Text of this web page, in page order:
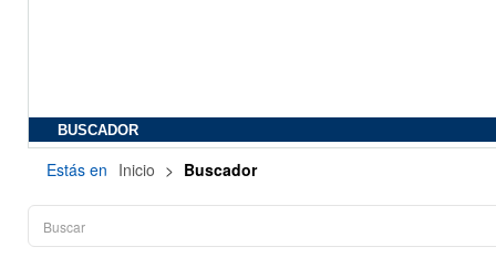
BUSCADOR
Estás en Inicio > Buscador